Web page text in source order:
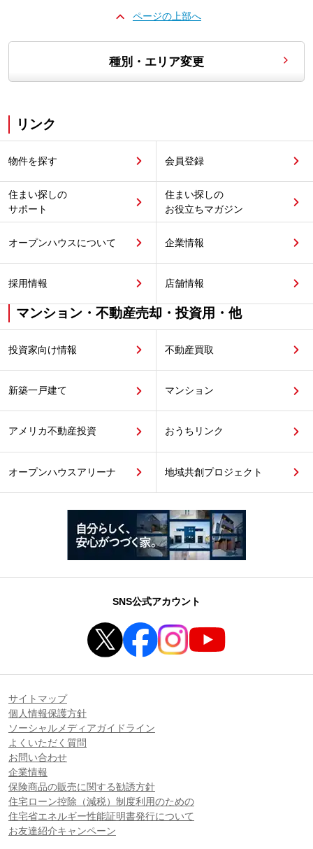
ページの上部へ
種別・エリア変更
リンク
物件を探す 会員登録
住まい探しの
サポート
住まい探しの
お役立ちマガジン
オープンハウスについて 企業情報
採用情報 店舗情報
マンション・不動産売却・投資用・他
投資家向け情報 不動産買取
新築一戸建て マンション
アメリカ不動産投資 おうちリンク
オープンハウスアリーナ 地域共創プロジェクト
SNS公式アカウント
サイトマップ
個人情報保護方針
ソーシャルメディアガイドライン
よくいただく質問
お問い合わせ
企業情報
保険商品の販売に関する勧誘方針
住宅ローン控除（減税）制度利用のための
住宅省エネルギー性能証明書発行について
お友達紹介キャンペーン